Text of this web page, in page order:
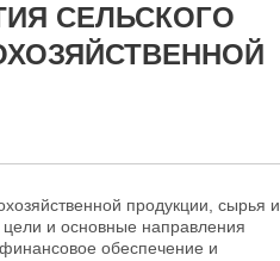
СЕЛЬСКОГО
продукции, сырья и
и основные направления
обеспечение и